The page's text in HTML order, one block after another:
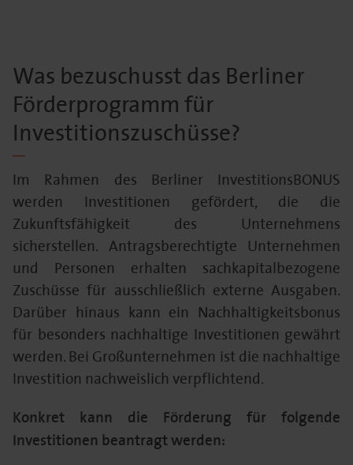
Was bezuschusst das Berliner
Förderprogramm für
Investitionszuschüsse?
Im Rahmen des Berliner InvestitionsBONUS
werden Investitionen gefördert, die die
Zukunftsfähigkeit des Unternehmens
sicherstellen. Antragsberechtigte Unternehmen
und Personen erhalten sachkapitalbezogene
Zuschüsse für ausschließlich externe Ausgaben.
Darüber hinaus kann ein Nachhaltigkeitsbonus
für besonders nachhaltige Investitionen gewährt
werden. Bei Großunternehmen ist die nachhaltige
Investition nachweislich verpflichtend.
Konkret kann die Förderung für folgende
Investitionen beantragt werden: